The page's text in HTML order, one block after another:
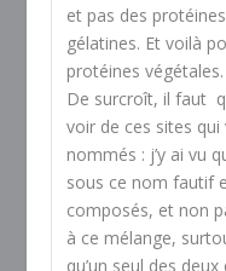
et pas des
gélatines. Et voilà
protéines végétales.
De surcroît, il faut
voir de ces sites
nommés : j’y ai vu
sous ce nom fautif
composés, et non
à ce mélange,
qu’un seul des